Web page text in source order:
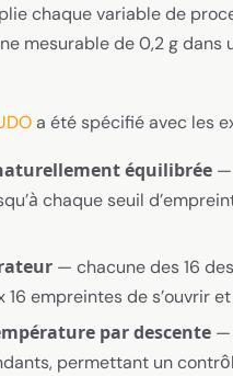
chaque variable de
mesurable de 0,2 g
a été spécifié avec les
équilibrée —
chaque seuil
— chacune des 16
empreintes de s’ouvrir
par descente —
permettant un